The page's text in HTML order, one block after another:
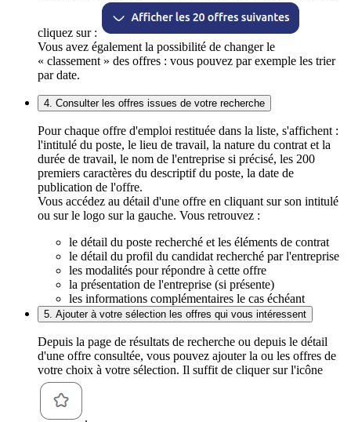
cliquez sur :
Vous avez également la possibilité de changer le
« classement » des offres : vous pouvez par exemple les trier
par date.
4. Consulter les offres issues de votre recherche
Pour chaque offre d'emploi restituée dans la liste, s'affichent :
l'intitulé du poste, le lieu de travail, la nature du contrat et la
durée de travail, le nom de l'entreprise si précisé, les 200
premiers caractères du descriptif du poste, la date de
publication de l'offre.
Vous accédez au détail d'une offre en cliquant sur son intitulé
ou sur le logo sur la gauche. Vous retrouvez :
le détail du poste recherché et les éléments de contrat
le détail du profil du candidat recherché par l'entreprise
les modalités pour répondre à cette offre
la présentation de l'entreprise (si présente)
les informations complémentaires le cas échéant
5. Ajouter à votre sélection les offres qui vous intéressent
Depuis la page de résultats de recherche ou depuis le détail
d'une offre consultée, vous pouvez ajouter la ou les offres de
votre choix à votre sélection. Il suffit de cliquer sur l'icône
.